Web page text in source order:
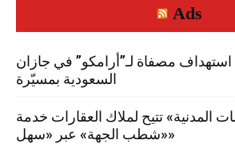
Ads
استهداف مصفاة لـ”أرامكو” في جازان
السعودية بمسيّرة
المدنية» تتيح لملاك العقارات خدمة
«شطب الجهة» عبر «سهل»